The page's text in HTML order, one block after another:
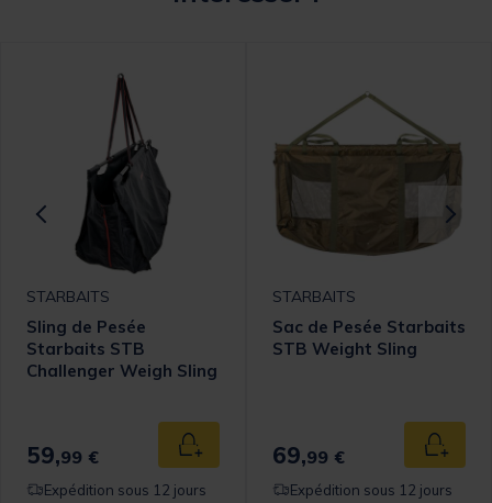
panier
STARBAITS
Sling de Pesée
Starbaits STB
Challenger Weigh Sling
59,99 € Ajouter au panier
Expédition sous 12 jours
STARBAITS
Sac de Pesée Starbaits
STB Weight Sling
69,99 €
Expédition sous 12 jours